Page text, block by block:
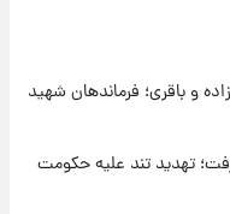
و باقری؛ فرماندهان شهید
تهدید تند علیه حکومت